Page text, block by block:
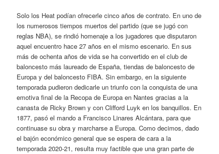
Solo los Heat podían ofrecerle cinco años de contrato. En uno de
los numerosos tiempos muertos del partido (que se jugó con
reglas NBA), se rindió homenaje a los jugadores que disputaron
aquel encuentro hace 27 años en el mismo escenario. En sus
más de ochenta años de vida se ha convertido en el club de
baloncesto más laureado de España, tiendas de baloncesto de
Europa y del baloncesto FIBA. Sin embargo, en la siguiente
temporada pudieron dedicarle un triunfo con la conquista de una
emotiva final de la Recopa de Europa en Nantes gracias a la
canasta de Ricky Brown y con Clifford Luyk en los banquillos. En
1877, pasó el mando a Francisco Linares Alcántara, para que
continuase su obra y marcharse a Europa. Como decimos, dado
el bajón económico general que se espera de cara a la
temporada 2020-21, resulta muy factible que una gran parte de